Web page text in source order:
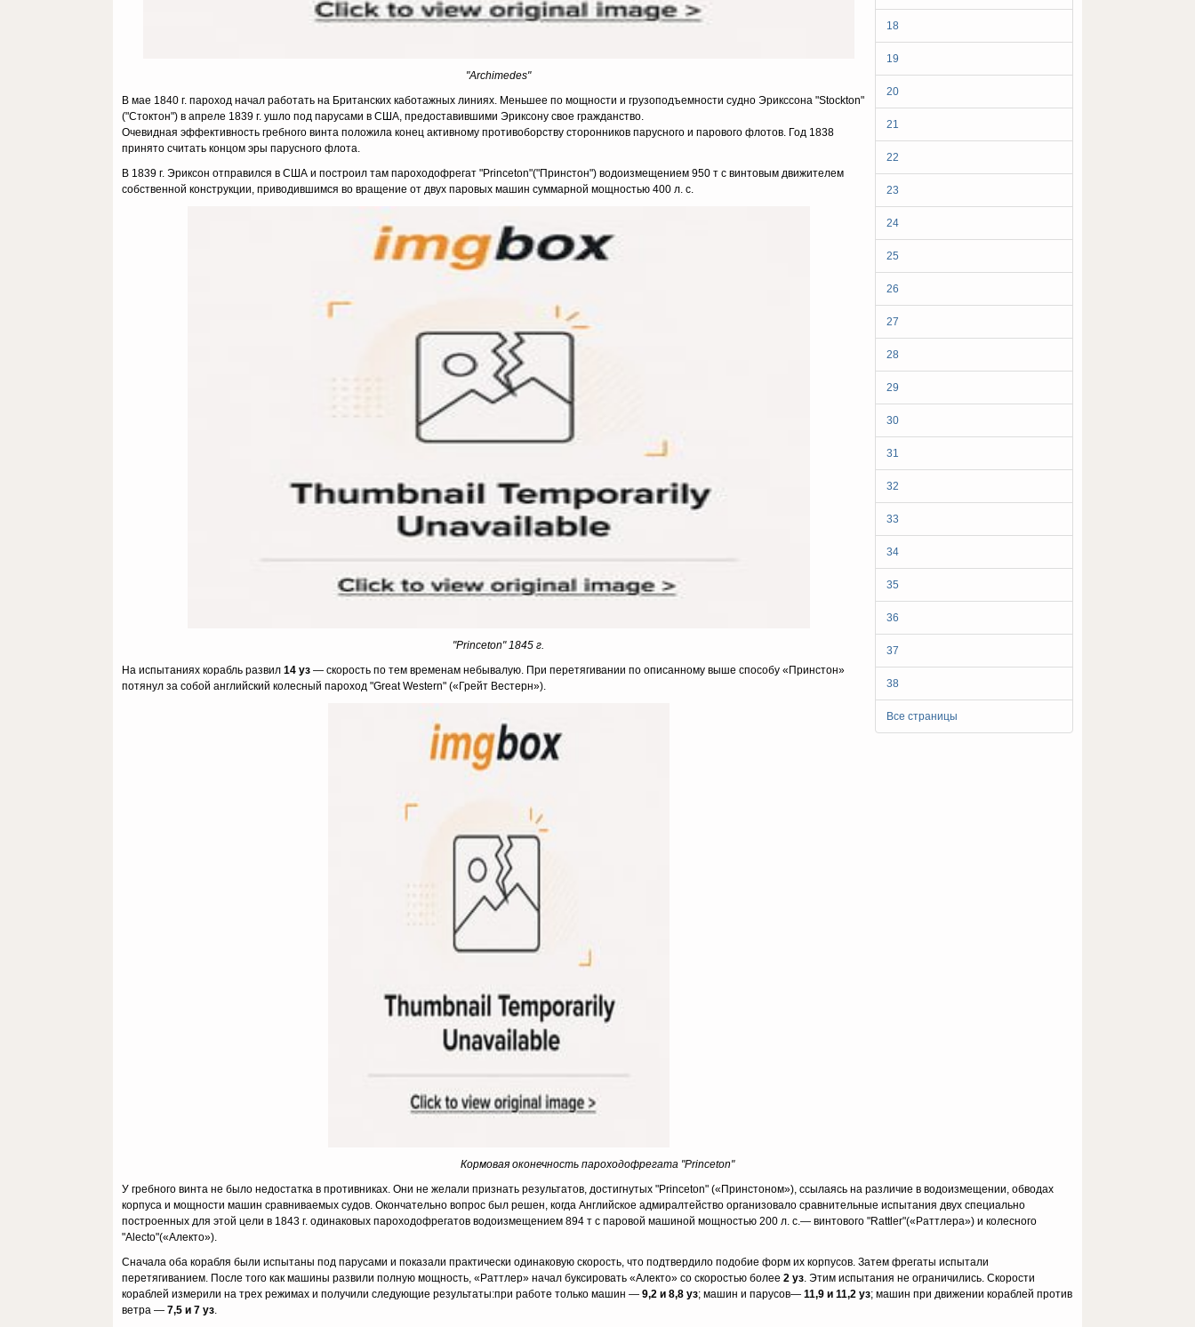
18
19
20
21
22
23
24
25
26
27
28
29
30
31
32
33
34
35
36
37
38
Все страницы
"Archimedes"
В мае 1840 г. пароход начал работать на Британских каботажных линиях. Меньшее по мощности и грузоподъемности судно Эрикссона "Stockton"
("Стоктон") в апреле 1839 г. ушло под парусами в США, предоставившими Эриксону свое гражданство.
Очевидная эффективность гребного винта положила конец активному противоборству сторонников парусного и парового флотов. Год 1838
принято считать концом эры парусного флота.
В 1839 г. Эриксон отправился в США и построил там пароходофрегат "Princeton"("Принстон") водоизмещением 950 т с винтовым движителем
собственной конструкции, приводившимся во вращение от двух паровых машин суммарной мощностью 400 л. с.
"Princeton" 1845 г.
На испытаниях корабль развил 14 уз — скорость по тем временам небывалую. При перетягивании по описанному выше способу «Принстон»
потянул за собой английский колесный пароход "Great Western" («Грейт Вестерн»).
Кормовая оконечность пароходофрегата "Princeton"
У гребного винта не было недостатка в противниках. Они не желали признать результатов, достигнутых "Princeton" («Принстоном»), ссылаясь на различие в водоизмещении, обводах
корпуса и мощности машин сравниваемых судов. Окончательно вопрос был решен, когда Английское адмиралтейство организовало сравнительные испытания двух специально
построенных для этой цели в 1843 г. одинаковых пароходофрегатов водоизмещением 894 т с паровой машиной мощностью 200 л. с.— винтового "Rattler"(«Раттлера») и колесного
"Alecto"(«Алекто»).
Сначала оба корабля были испытаны под парусами и показали практически одинаковую скорость, что подтвердило подобие форм их корпусов. Затем фрегаты испытали
перетягиванием. После того как машины развили полную мощность, «Раттлер» начал буксировать «Алекто» со скоростью более 2 уз. Этим испытания не ограничились. Скорости
кораблей измерили на трех режимах и получили следующие результаты:при работе только машин — 9,2 и 8,8 уз; машин и парусов— 11,9 и 11,2 уз; машин при движении кораблей против
ветра — 7,5 и 7 уз.